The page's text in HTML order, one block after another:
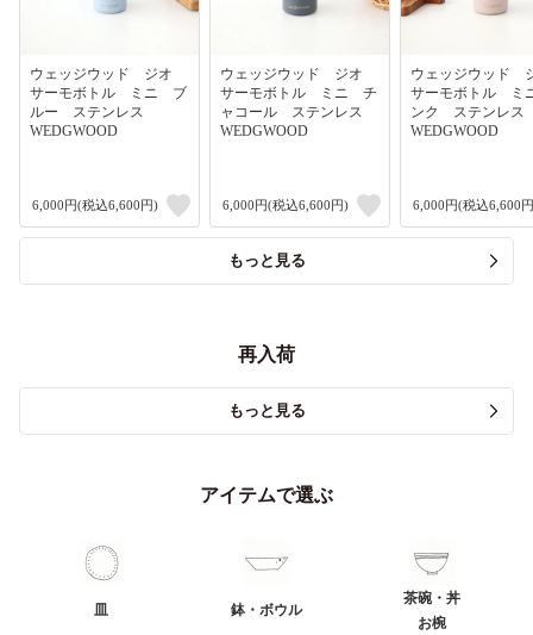
ウェッジウッド ジオ
サーモボトル ミニ ブ
ルー ステンレス
WEDGWOOD
6,000円(税込6,600円)
ウェッジウッド ジオ
サーモボトル ミニ チ
ャコール ステンレス
WEDGWOOD
6,000円(税込6,600円)
ウェッジウッド
サーモボトル
ンク ステンレ
WEDGWOOD
6,000円(税込6,600
もっと見る
再入荷
もっと見る
アイテムで選ぶ
皿 鉢・ボウル
茶碗・丼
お椀